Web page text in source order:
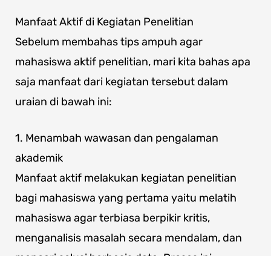
Manfaat Aktif di Kegiatan Penelitian
Sebelum membahas tips ampuh agar
mahasiswa aktif penelitian, mari kita bahas apa
saja manfaat dari kegiatan tersebut dalam
uraian di bawah ini:
1. Menambah wawasan dan pengalaman
akademik
Manfaat aktif melakukan kegiatan penelitian
bagi mahasiswa yang pertama yaitu melatih
mahasiswa agar terbiasa berpikir kritis,
menganalisis masalah secara mendalam, dan